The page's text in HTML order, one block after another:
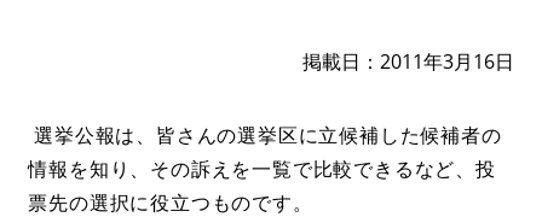
掲載日 2011年3月16日
選挙公報は、皆さんの選挙区に立候補した候補者の
情報を知り、その訴えを一覧で比較できるなど、投
票先の選択に役立つものです。